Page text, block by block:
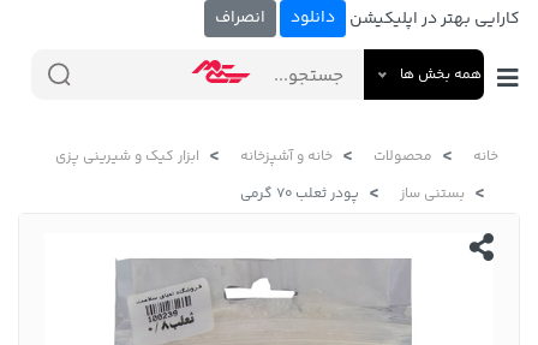
کارایی بهتر در اپلیکیشن دانلود انصراف
همه بخش ها
خانه محصولات خانه و آشپزخانه
ابزار کیک و شیرینی پزی
بستنی ساز
پودر ثعلب 70 گرمی